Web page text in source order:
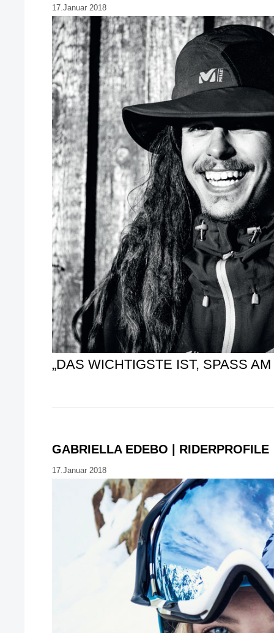
17.Januar 2018
„DAS WICHTIGSTE IST, SPASS AM
GABRIELLA EDEBO | RIDERPROFILE
17.Januar 2018